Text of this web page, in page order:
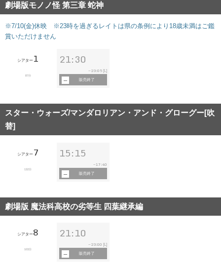
劇場版モノノ怪 第三章 蛇神
※7/10(金)休映 ※23時を過ぎるレイトは県の条例により18歳未満はご鑑
賞いただけません
シアター 1
87分
21:30
~ 23:05 [L]
販売終了
スター・ウォーズ/マンダロリアン・アンド・グローグー[吹
替]
シアター 7
132分
15:15
~17:40
販売終了
劇場版 魔法科高校の劣等生 四葉継承編
シアター8
103分
21:10
~ 23:00 [L]
販売終了